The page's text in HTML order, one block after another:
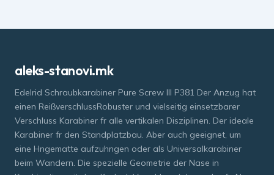
aleks-stanovi.mk
Edelrid Schraubkarabiner Pure Screw III P381 Der Anzug hat
einen ReißverschlussRobuster und vielseitig einsetzbarer
Verschluss Karabiner fr alle vertikalen Disziplinen. Der ideale
Karabiner fr den Standplatzbau. Aber auch geeignet, um
eine Hngematte aufzuhngen oder als Universalkarabiner
beim Wandern. Die spezielle Geometrie der Nase in